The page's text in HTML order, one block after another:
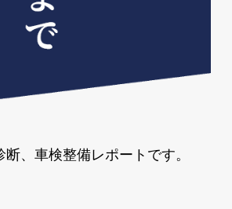
、車検整備レポートです。